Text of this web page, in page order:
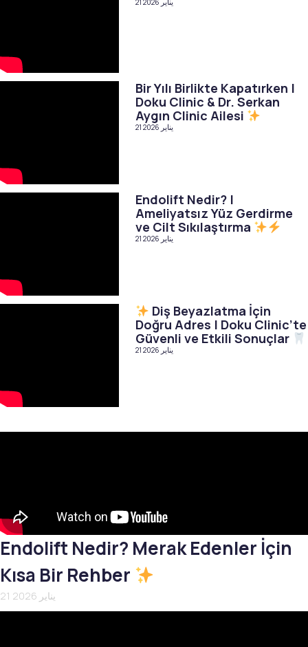
21 يناير 2026
Bir Yılı Birlikte Kapatırken |
Doku Clinic & Dr. Serkan
Aygın Clinic Ailesi
21 يناير 2026
Endolift Nedir? |
Ameliyatsız Yüz Gerdirme
ve Cilt Sıkılaştırma
21 يناير 2026
Diş Beyazlatma İçin
Doğru Adres | Doku Clinic’te
Güvenli ve Etkili Sonuçlar
21 يناير 2026
Endolift Nedir? Merak Edenler İçin
Kısa Bir Rehber
21 يناير 2026